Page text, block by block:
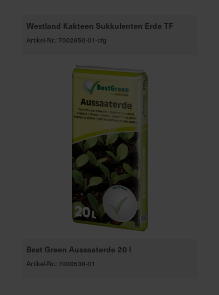
Westland Kakteen Sukkulenten Erde TF
Artikel-Nr.: 7002650-01-cfg
Best Green Aussaaterde 20 l
Artikel-Nr.: 7000538-01